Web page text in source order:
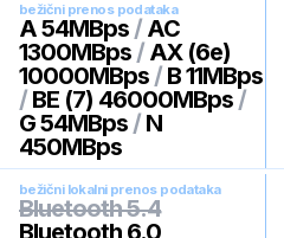
bežični prenos podataka
A 54MBps / AC
1300MBps / AX (6e)
10000MBps / B 11MBps
/ BE (7) 46000MBps /
G 54MBps / N
450MBps
bežični lokalni prenos podataka
Bluetooth 5.4
Bluetooth 6.0